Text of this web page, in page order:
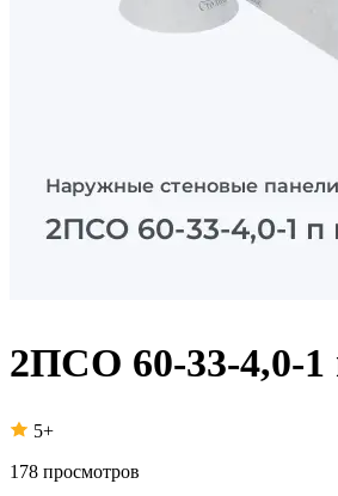
2ПСО 60-33-4,0-1
5+
178 просмотров